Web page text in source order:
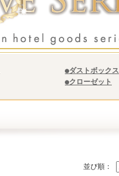
●ダストボックス
●クローゼット
並び順：